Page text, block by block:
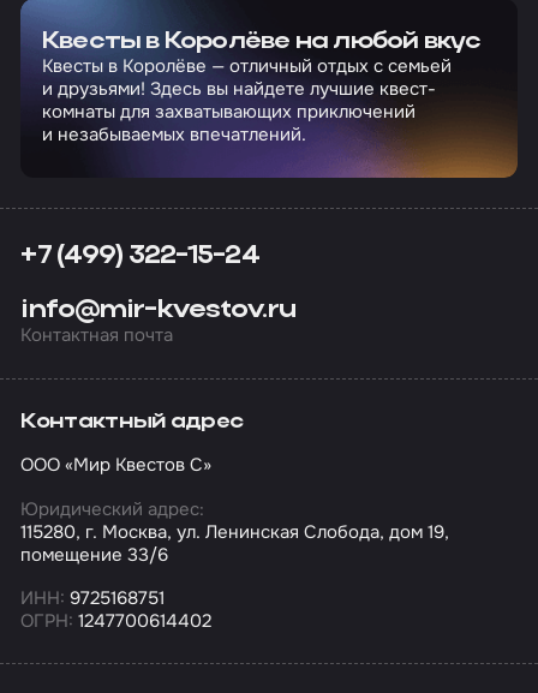
Квесты в Королёве на любой вкус
Квесты в Королёве — отличный отдых с семьей
и друзьями! Здесь вы найдете лучшие квест-
комнаты для захватывающих приключений
и незабываемых впечатлений.
+7 (499) 322-15-24
info@mir-kvestov.ru
Контактная почта
Контактный адрес
ООО «Мир Квестов С»
Юридический адрес:
115280, г. Москва, ул. Ленинская Слобода, дом 19,
помещение 33/6
ИНН: 9725168751
ОГРН: 1247700614402